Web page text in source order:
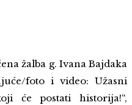
žalba g. Ivana Bajdaka
foto i video: Užasni
će postati historija!“,